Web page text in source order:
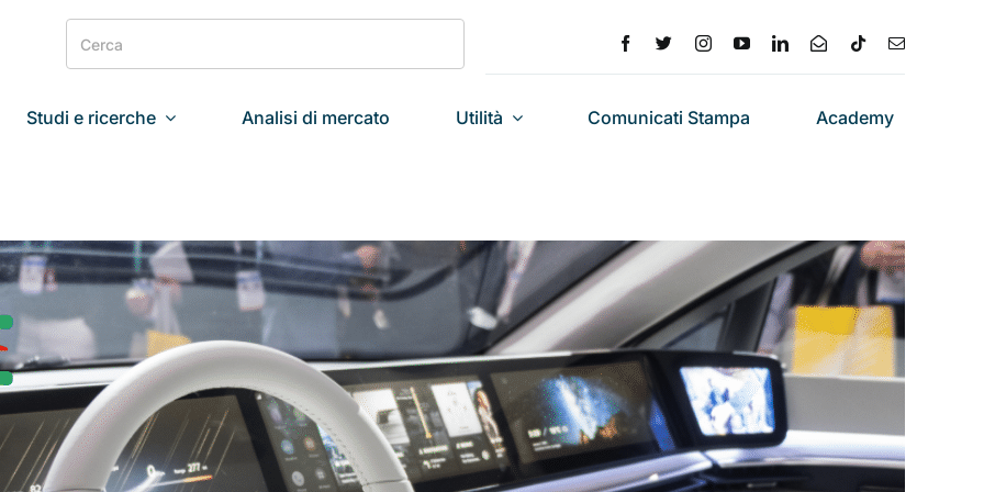
Search
for:
Studi e ricerche Analisi di mercato Utilità Comunicati Stampa Academy